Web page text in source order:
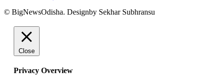
© BigNewsOdisha. Designby Sekhar Subhransu
Close
Privacy Overview